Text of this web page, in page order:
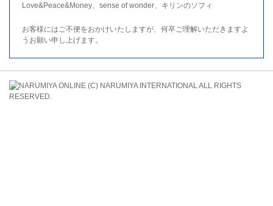
Love&Peace&Money、sense of wonder、キリンのソフィ
お客様にはご不便をおかけいたしますが、何卒ご理解いただきますよ
うお願い申し上げます。